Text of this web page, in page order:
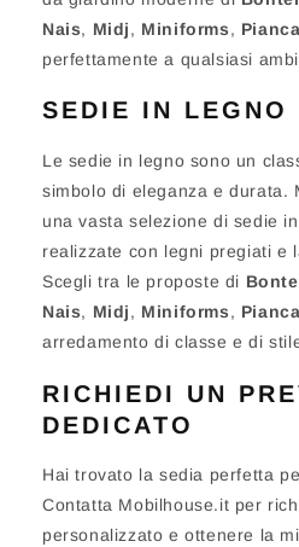
Nais, Midj, Miniforms, Pianca
perfettamente a qualsiasi
SEDIE IN LEGNO
Le sedie in legno sono un
simbolo di eleganza e durata.
una vasta selezione di sedie
realizzate con legni pregiati e
Scegli tra le proposte di
Nais, Midj, Miniforms, Pianca
arredamento di classe e di
RICHIEDI UN
DEDICATO
Hai trovato la sedia perfetta
Contatta Mobilhouse.it per
personalizzato e ottenere la